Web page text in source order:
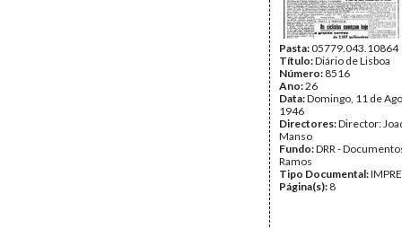
Pasta:05779.043.10864
Título:Diário de Lisboa
Número: 8516
Ano:26
Data:Domingo, 11 de
1946
Directores:Director:
Manso
Fundo:DRR -
Ramos
Tipo Documental:
Página(s): 8